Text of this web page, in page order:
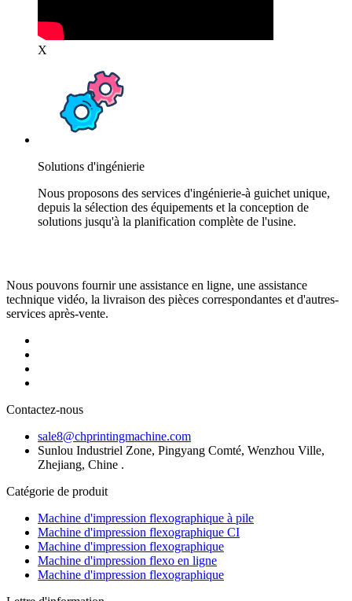
X
Solutions d'ingénierie
Nous proposons des services d'ingénierie-à guichet unique,
depuis la sélection des équipements et la conception de
solutions jusqu'à la planification complète de l'usine.
Nous pouvons fournir une assistance en ligne, une assistance
technique vidéo, la livraison des pièces correspondantes et d'autres-
services après-vente.
Contactez-nous
sale8@chprintingmachine.com
Sunlou Industriel Zone, Pingyang Comté, Wenzhou Ville,
Zhejiang, Chine .
Catégorie de produit
Machine d'impression flexographique à pile
Machine d'impression flexographique CI
Machine d'impression flexographique
Machine d'impression flexo en ligne
Machine d'impression flexographique